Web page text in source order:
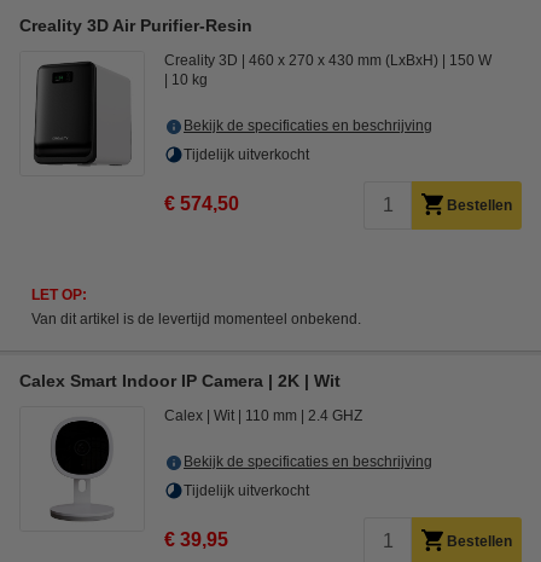
Creality 3D Air Purifier-Resin
Creality 3D 460 x 270 x 430 mm (LxBxH)
150 W
10 kg
Bekijk de specificaties en beschrijving
Tijdelijk uitverkocht
€ 574,50 Bestellen
LET OP:
Van dit artikel is de levertijd momenteel onbekend.
Calex Smart Indoor IP Camera | 2K | Wit
Calex Wit 110 mm 2.4 GHZ
Bekijk de specificaties en beschrijving
Tijdelijk uitverkocht
€ 39,95 Bestellen